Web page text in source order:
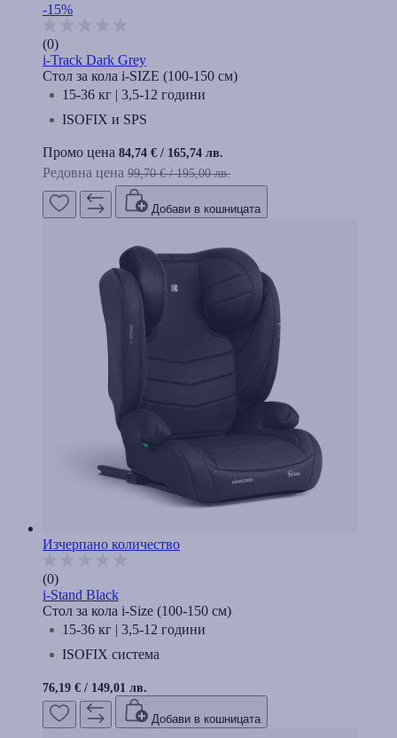
-15%
(0)
i-Track Dark Grey
Стол за кола i-SIZE (100-150 cм)
15-36 кг | 3,5-12 години
ISOFIX и SPS
Промо цена 84,74 € / 165,74 лв.
Редовна цена 99,70 €/195,00 лв.
Добави в кошницата
Изчерпано количество
(0)
i-Stand Black
Стол за кола i-Size (100-150 cм)
15-36 кг | 3,5-12 години
ISOFIX система
76,19 € / 149,01 лв.
Добави в кошницата